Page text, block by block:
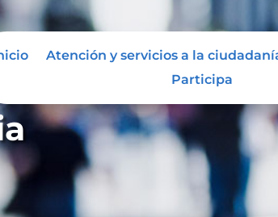
Atención y servicios a la
Participa